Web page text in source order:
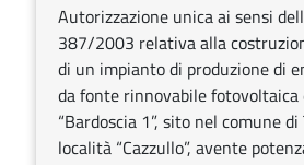
Autorizzazione unica ai sensi
387/2003 relativa alla
di un impianto di produzione di
da fonte rinnovabile
“Bardoscia 1”, sito nel comune di
località “Cazzullo”, avente